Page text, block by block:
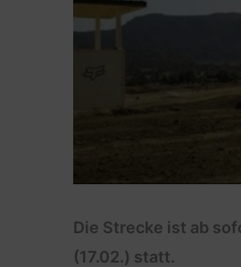
Die Strecke ist ab
(17.02.) statt.